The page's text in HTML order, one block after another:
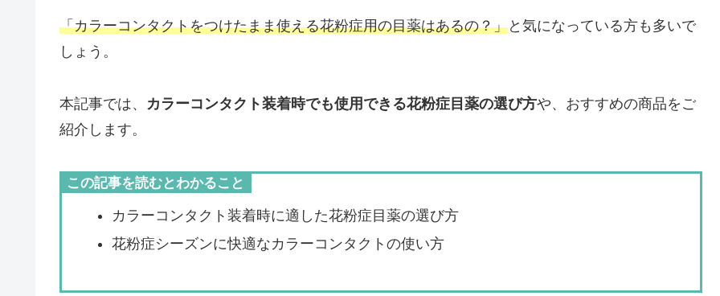
「カラーコンタクトをつけたまま使える花粉症用の目薬はあるの？」と気になっている方も多いで
しょう。
本記事では、 カラーコンタクト装着時でも使用できる花粉症目薬の選び方や、おすすめの商品をご
紹介します。
この記事を読むとわかること
カラーコンタクト装着時に適した花粉症目薬の選び方
花粉症シーズンに快適なカラーコンタクトの使い方